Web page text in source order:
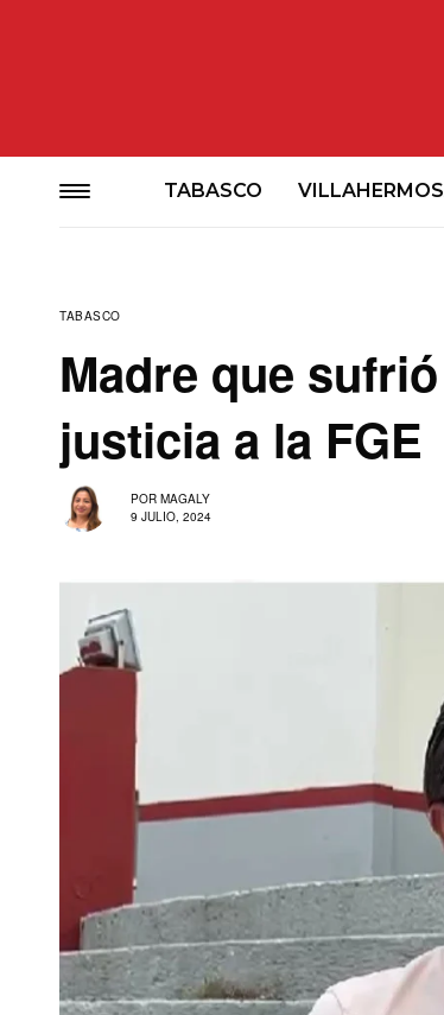
TABASCO
TABASCO
Madre que
justicia a la FGE
POR MAGALY
9 JULIO, 2024